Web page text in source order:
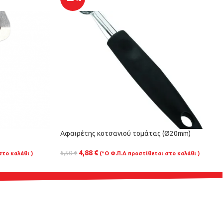
καλάθι )
Αφαιρέτης κοτσανιού τομάτας (Ø20mm)
6,50€ 4,88 € (*Ο Φ.Π.Α προστίθεται στο καλάθι )